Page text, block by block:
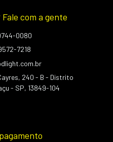
com a gente
0080
7218
240 - B - Distrito
- SP, 13849-104